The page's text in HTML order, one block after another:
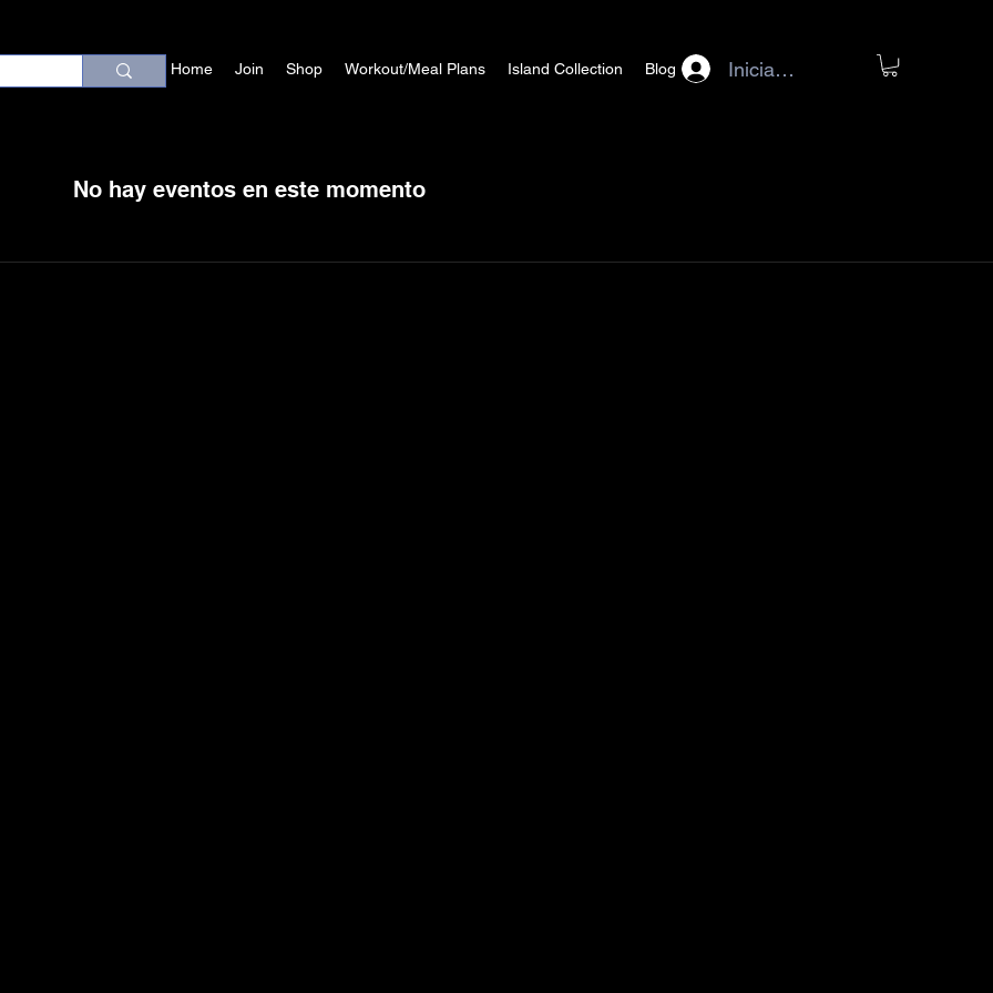
Home Join Shop Workout/Meal Plans Island Collection Blog Iniciar sesión
No hay eventos en este momento